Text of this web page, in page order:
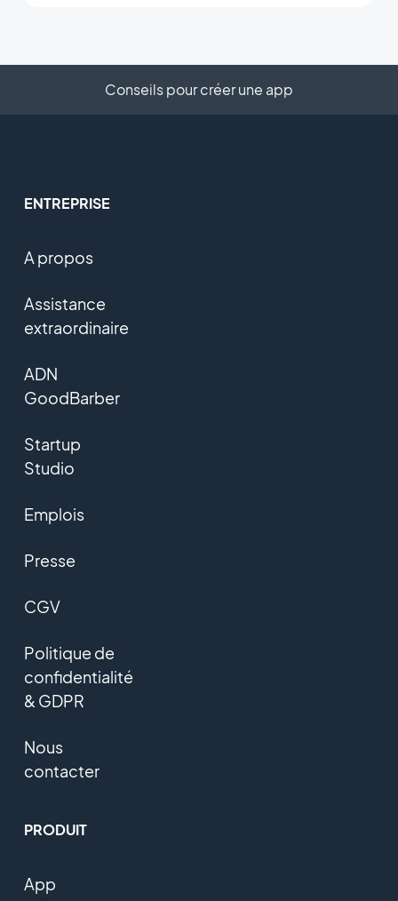
Conseils pour créer une app
ENTREPRISE
A propos
Assistance
extraordinaire
ADN
GoodBarber
Startup
Studio
Emplois
Presse
CGV
Politique de
confidentialité
& GDPR
Nous
contacter
PRODUIT
App